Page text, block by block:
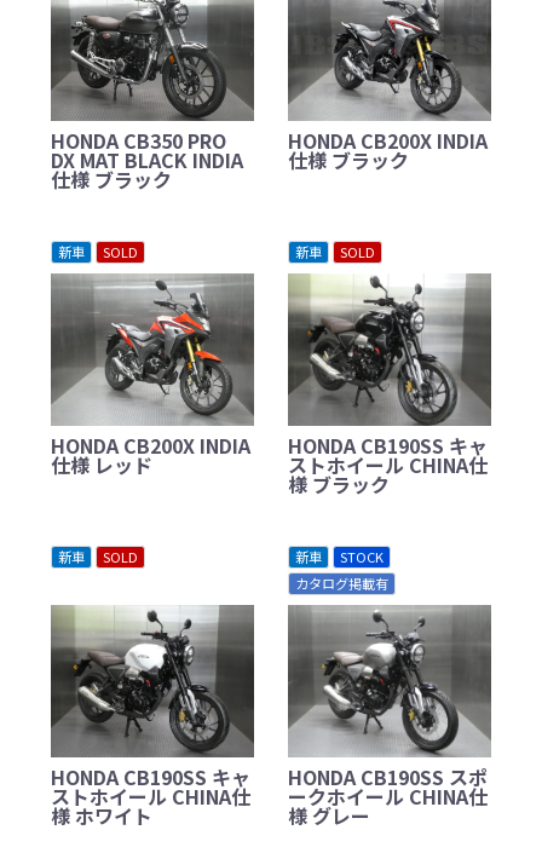
HONDA CB350 PRO
DX MAT BLACK INDIA
仕様 ブラック
HONDA CB200X INDIA
仕様 ブラック
新車 SOLD
HONDA CB200X INDIA
仕様 レッド
新車 SOLD
HONDA CB190SS キャ
ストホイール CHINA仕
様 ブラック
新車 SOLD
HONDA CB190SS キャ
ストホイール CHINA仕
様 ホワイト
新車
STOCK
カタログ掲載有
HONDA CB190SS スポ
ークホイール CHINA仕
様 グレー